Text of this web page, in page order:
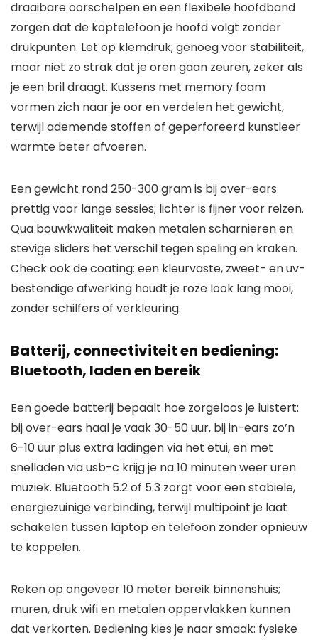
draaibare oorschelpen en een flexibele hoofdband
zorgen dat de koptelefoon je hoofd volgt zonder
drukpunten. Let op klemdruk; genoeg voor stabiliteit,
maar niet zo strak dat je oren gaan zeuren, zeker als
je een bril draagt. Kussens met memory foam
vormen zich naar je oor en verdelen het gewicht,
terwijl ademende stoffen of geperforeerd kunstleer
warmte beter afvoeren.
Een gewicht rond 250-300 gram is bij over-ears
prettig voor lange sessies; lichter is fijner voor reizen.
Qua bouwkwaliteit maken metalen scharnieren en
stevige sliders het verschil tegen speling en kraken.
Check ook de coating: een kleurvaste, zweet- en uv-
bestendige afwerking houdt je roze look lang mooi,
zonder schilfers of verkleuring.
Batterij, connectiviteit en bediening:
Bluetooth, laden en bereik
Een goede batterij bepaalt hoe zorgeloos je luistert:
bij over-ears haal je vaak 30-50 uur, bij in-ears zo’n
6-10 uur plus extra ladingen via het etui, en met
snelladen via usb-c krijg je na 10 minuten weer uren
muziek. Bluetooth 5.2 of 5.3 zorgt voor een stabiele,
energiezuinige verbinding, terwijl multipoint je laat
schakelen tussen laptop en telefoon zonder opnieuw
te koppelen.
Reken op ongeveer 10 meter bereik binnenshuis;
muren, druk wifi en metalen oppervlakken kunnen
dat verkorten. Bediening kies je naar smaak: fysieke